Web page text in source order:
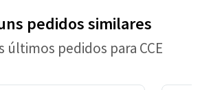
pedidos similares
últimos pedidos para CCE